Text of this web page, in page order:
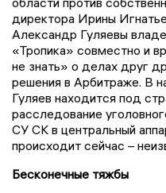
директора Ирины
Александр Гуляевы
«Тропика» совместно и
не знать» о делах друг
решения в Арбитраже. В
Гуляев находится под
расследование
СУ СК в центральный
происходит сейчас –
Бесконечные тяжбы